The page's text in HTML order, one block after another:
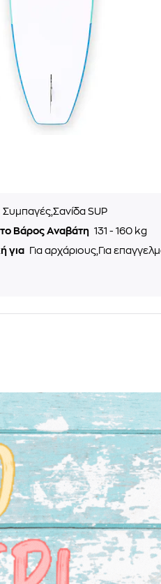
Συμπαγές,Σανίδα SUP
Βάρος Αναβάτη 131 - 160 kg
για Για αρχάριους,Για